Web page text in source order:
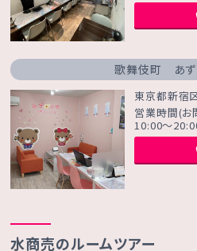
歌舞伎町 あず
東京都新宿
営業時間(お
10:00～
水商売のルームツアー